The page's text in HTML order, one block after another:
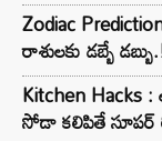
Zodiac
రాశులకు డబ్బే
Kitchen
సోడా కలిపితే సూపర్